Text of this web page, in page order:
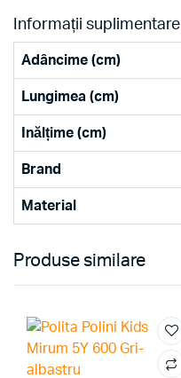
Informații suplimentare
Adâncime (cm)
Lungimea (cm)
Inălțime (cm)
Brand
Material
Produse similare